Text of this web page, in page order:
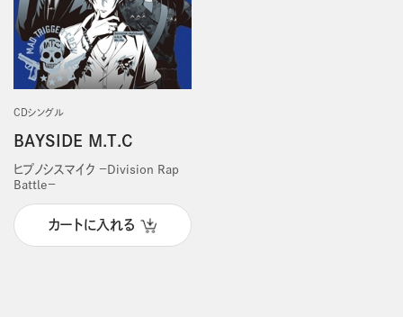
CDシングル
BAYSIDE M.T.C
ヒプノシスマイク －Division Rap
Battle－
カートに入れる